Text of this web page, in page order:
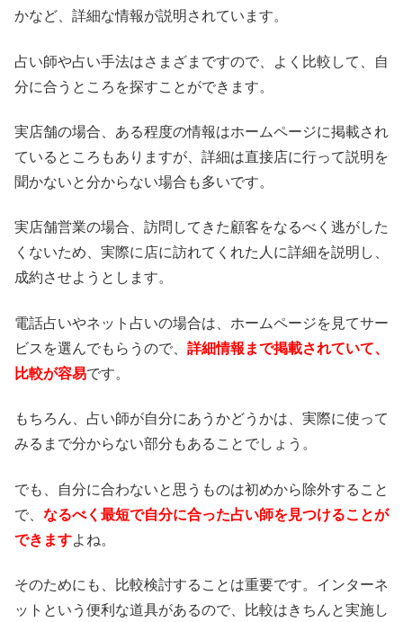
かなど、詳細な情報が説明されています。
占い師や占い手法はさまざまですので、よく比較して、自
分に合うところを探すことができます。
実店舗の場合、ある程度の情報はホームページに掲載され
ているところもありますが、詳細は直接店に行って説明を
聞かないと分からない場合も多いです。
実店舗営業の場合、訪問してきた顧客をなるべく逃がした
くないため、実際に店に訪れてくれた人に詳細を説明し、
成約させようとします。
電話占いやネット占いの場合は、ホームページを見てサー
ビスを選んでもらうので、 詳細情報まで掲載されていて、
比較が容易です。
もちろん、占い師が自分にあうかどうかは、実際に使って
みるまで分からない部分もあることでしょう。
でも、自分に合わないと思うものは初めから除外すること
で、 なるべく最短で自分に合った占い師を見つけることが
できますよね。
そのためにも、比較検討することは重要です。インターネ
ットという便利な道具があるので、比較はきちんと実施し